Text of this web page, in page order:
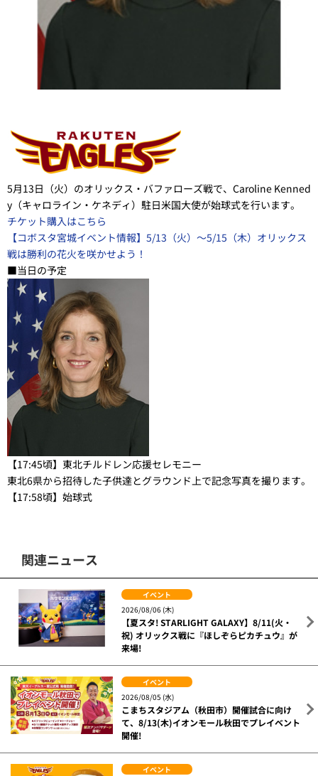
5月13日（火）のオリックス・バファローズ戦で、Caroline Kenned
y（キャロライン・ケネディ）駐日米国大使が始球式を行います。
チケット購入はこちら
【コボスタ宮城イベント情報】5/13（火）～5/15（木）オリックス
戦は勝利の花火を咲かせよう！
■当日の予定
【17:45頃】東北チルドレン応援セレモニー
東北6県から招待した子供達とグラウンド上で記念写真を撮ります。
【17:58頃】始球式
関連ニュース
イベント
2026/08/06 (木)
【夏スタ! STARLIGHT GALAXY】8/11(火・
祝) オリックス戦に『ほしぞらピカチュウ』が
来場!
イベント
2026/08/05 (水)
こまちスタジアム（秋田市）開催試合に向け
て、8/13(木)イオンモール秋田でプレイベント
開催!
イベント